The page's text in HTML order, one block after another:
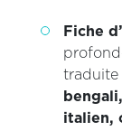
Fiche
traduite
italien,